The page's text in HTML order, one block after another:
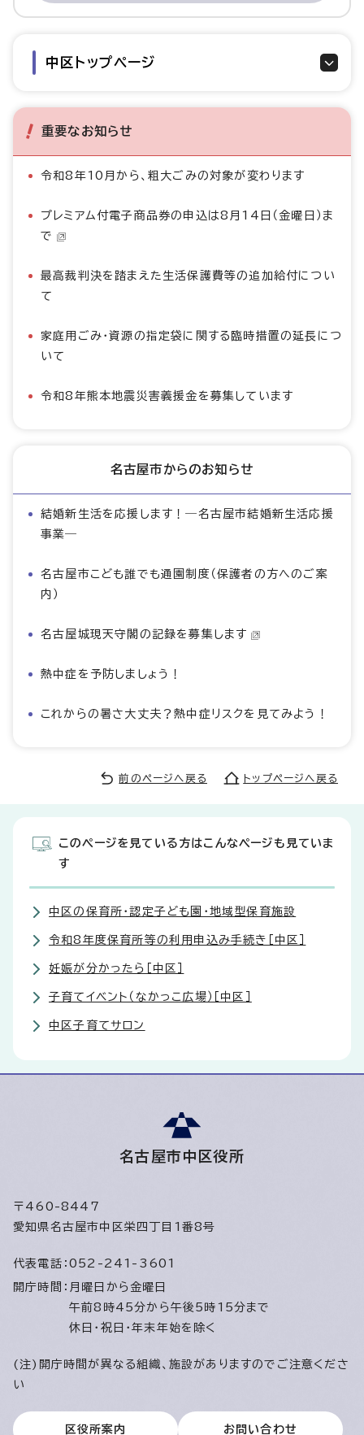
中区トップページ
重要なお知らせ
令和8年10月から、粗大ごみの対象が変わります
プレミアム付電子商品券の申込は8月14日（金曜日）ま
で
最高裁判決を踏まえた生活保護費等の追加給付につい
て
家庭用ごみ・資源の指定袋に関する臨時措置の延長につ
いて
令和8年熊本地震災害義援金を募集しています
名古屋市からのお知らせ
結婚新生活を応援します！―名古屋市結婚新生活応援
事業―
名古屋市こども誰でも通園制度（保護者の方へのご案
内）
名古屋城現天守閣の記録を募集します
熱中症を予防しましょう！
これからの暑さ大丈夫？熱中症リスクを見てみよう！
前のページへ戻る トップページへ戻る
このページを見ている方はこんなページも見ていま
す
中区の保育所・認定子ども園・地域型保育施設
令和8年度保育所等の利用申込み手続き［中区］
妊娠が分かったら［中区］
子育てイベント（なかっこ広場）［中区］
中区子育てサロン
名古屋市中区役所
〒460-8447
愛知県名古屋市中区栄四丁目1番8号
代表電話： 052-241-3601
開庁時間： 月曜日から金曜日
午前8時45分から午後5時15分まで
休日・祝日・年末年始を除く
(注)開庁時間が異なる組織、施設がありますのでご注意くださ
い
区役所案内 お問い合わせ